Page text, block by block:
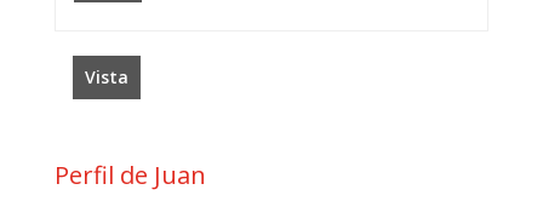
Vista
Perfil de Juan